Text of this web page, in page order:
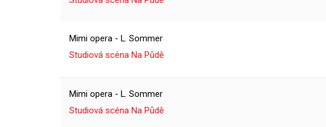
Mimi opera - L. Sommer
Studiová scéna Na Půdě
Mimi opera - L. Sommer
Studiová scéna Na Půdě